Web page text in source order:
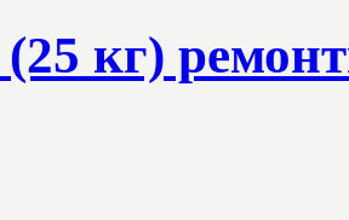
кг)